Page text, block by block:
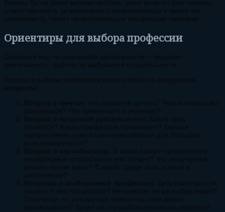
Каковы бы ни были мотивы выбора, даже если он был навязан,
ответственность за возможность реализоваться в жизни как
специалисту, лежит на выбирающем профессию человеке.
Ориентиры для выбора профессии
Основной вид человеческой деятельности – трудовая
деятельность, работа по выбранной специальности.
Помочь в выборе профессии могут ответы на следующие
вопросы:
Вопрос о мечтах
. Что нравится делать? Чем хотелось бы
заниматься? Что привлекает и увлекает?
Вопрос о трудовой деятельности
. Какой труд
нравится? Какая профессия привлекает? Какими
профессиями нужно поинтересоваться для большей
осведомленности?
Вопрос о способностях
. В какой сфере проявляются
незаурядные способности или талант? Что получается
делать лучше всего? В какой сфере есть успехи и
достижения?
Вопросы о выбираемой профессии
. Действительно ли
нравится эта профессия? Не навязан ли ее выбор извне?
Получится ли заниматься конкретно этим видом
деятельности? Будет ли эта работа приносить радость?